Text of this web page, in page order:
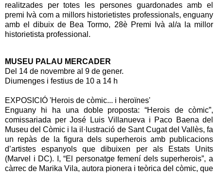
realitzades per totes les persones guardonades amb el
premi Ivà com a millors historietistes professionals, enguany
amb el dibuix de Bea Tormo, 28è Premi Ivà al/a la millor
historietista professional.
MUSEU PALAU MERCADER
Del 14 de novembre al 9 de gener.
Diumenges i festius de 10 a 14 h
EXPOSICIÓ 'Herois de còmic... i heroïnes'
Enguany hi ha una doble proposta: “Herois de còmic”,
comissariada per José Luis Villanueva i Paco Baena del
Museu del Còmic i la il·lustració de Sant Cugat del Vallès, fa
un repàs de la figura dels superherois amb publicacions
d’artistes espanyols que dibuixen per als Estats Units
(Marvel i DC). I, “El personatge femení dels superherois”, a
càrrec de Marika Vila, autora pionera i teòrica del còmic, que